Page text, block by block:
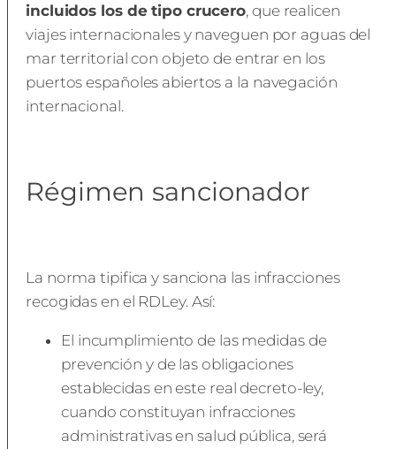
incluidos los de tipo crucero, que realicen
viajes internacionales y naveguen por aguas del
mar territorial con objeto de entrar en los
puertos españoles abiertos a la navegación
internacional.
Régimen sancionador
La norma tipifica y sanciona las infracciones
recogidas en el RDLey. Así:
El incumplimiento de las medidas de
prevención y de las obligaciones
establecidas en este real decreto-ley,
cuando constituyan infracciones
administrativas en salud pública, será